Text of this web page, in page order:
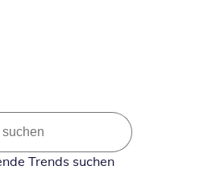
Trends suchen